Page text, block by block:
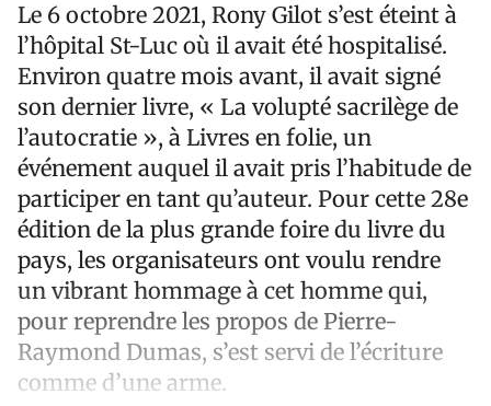
Le 6 octobre 2021, Rony Gilot s’est éteint à
l’hôpital St-Luc où il avait été hospitalisé.
Environ quatre mois avant, il avait signé
son dernier livre, « La volupté sacrilège de
l’autocratie », à Livres en folie, un
événement auquel il avait pris l’habitude de
participer en tant qu’auteur. Pour cette 28e
édition de la plus grande foire du livre du
pays, les organisateurs ont voulu rendre
un vibrant hommage à cet homme qui,
pour reprendre les propos de Pierre-
Raymond Dumas, s’est servi de l’écriture
comme d’une arme.